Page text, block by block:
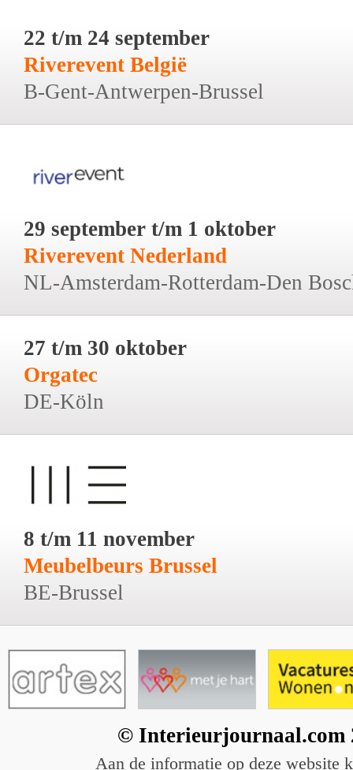
22 t/m 24 september
Riverevent België
B-Gent-Antwerpen-Brussel
29 september t/m 1 oktober
Riverevent Nederland
NL-Amsterdam-Rotterdam-Den
27 t/m 30 oktober
Orgatec
DE-Köln
8 t/m 11 november
Meubelbeurs Brussel
BE-Brussel
© Interieurjournaal.com
Aan de informatie op deze website